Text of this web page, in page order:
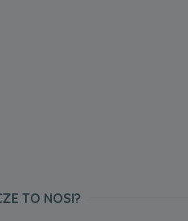
TO NOSI?